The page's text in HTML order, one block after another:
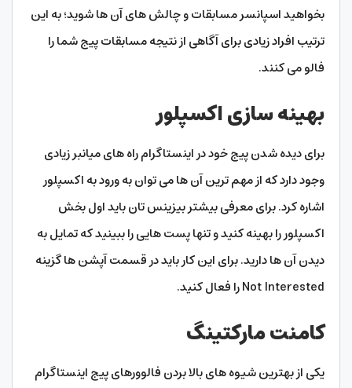
بخواهید اسپانسر مسابقات و چالش های آن ها شوید؛ به این
ترتیب افراد زیادی برای آگاهی از نتیجه مسابقات پیج شما را
فالو می کنند.
بهینه سازی اکسپلور
برای دیده شدن پیج خود در اینستاگرام راه های میانبر زیادی
وجود دارد که از مهم ترین آن ها می توان به ورود به اکسپلور
اشاره کرد. برای معرفی بیشتر بیزینس تان باید اول بخش
اکسپلور را بهینه کنید و تنها پست هایی را ببینید که تمایل به
دیدن آن ها دارید. برای این کار باید در قسمت آپشن ها گزینه
Not Interested را فعال کنید.
کامنت مارکتینگ
یکی از بهترین شیوه های بالا بردن فالوورهای پیج اینستاگرام